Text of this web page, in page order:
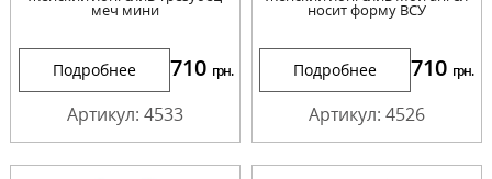
меч мини
Подробнее 710 грн.
Артикул: 4533
носит форму ВСУ
Подробнее 710 грн.
Артикул: 4526